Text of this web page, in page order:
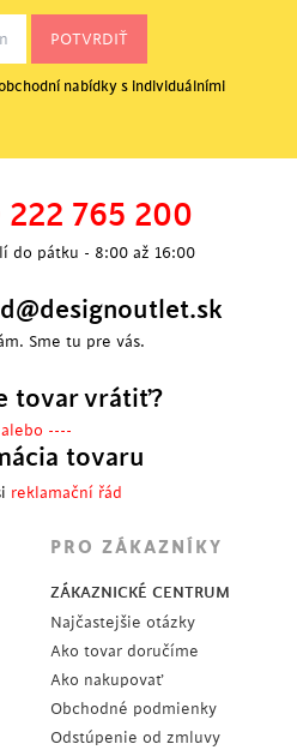
nabídky s individuálními
222 765 200
do pátku - 8:00 až 16:00
Sme tu pre vás.
tovar vrátiť?
----
tovaru
reklamační řád
PRO ZÁKAZNÍKY
ZÁKAZNICKÉ CENTRUM
Najčastejšie otázky
Ako tovar doručíme
Ako nakupovať
Obchodné podmienky
Odstúpenie od zmluvy